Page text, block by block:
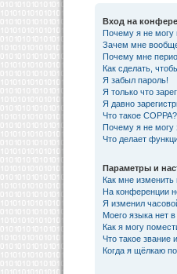
Вход на
Почему я не могу
Зачем мне
Почему мне
Как сделать,
Я забыл пароль!
Я только что
Я давно
Что такое COPPA?
Почему я не могу
Что делает
Параметры и
Как мне изменить
На конференции
Я изменил
Моего языка нет в
Как я могу
Что такое звание
Когда я щёлкаю